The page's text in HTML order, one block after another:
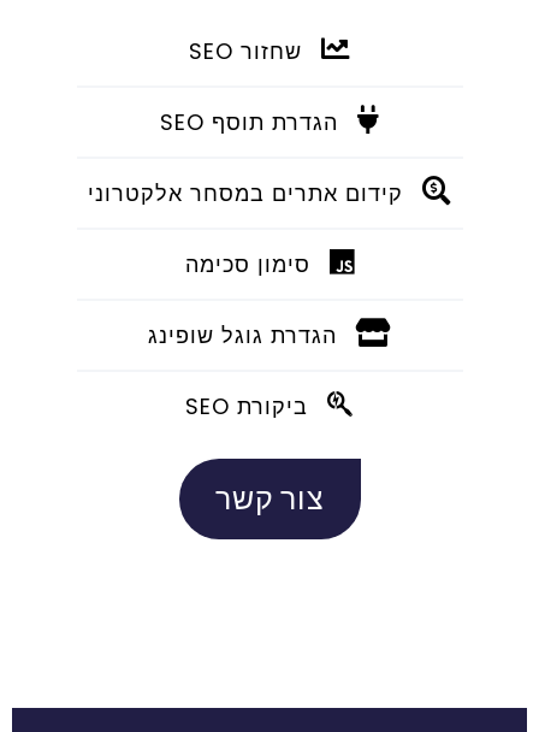
שחזור SEO
הגדרת תוסף SEO
קידום אתרים במסחר אלקטרוני
סימון סכימה
הגדרת גוגל שופינג
ביקורת SEO
צור קשר